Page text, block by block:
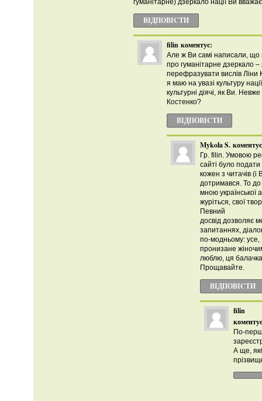
гуманітарне) дзеркало нації Ви
ВІДПОВІCТИ
filin коментує:
Але ж Ви самі написали, що
про гуманітарне дзеркало
перефразувати вислів
я маю на увазі культуру
культурні діячі, як Ви.
Костенко?
ВІДПОВІCТИ
Mykola S.
Гр. filin. Умовою
сайті було подати
кожен з читачів (і
дотримався. То до
мною української
журіться, свої
Певний
досвід дозволяє
запитаннях,
по-модньому:
пронизане
люблю, ця
Прощавайте.
ВІДПОВІCТИ
filin
По-
А ще,